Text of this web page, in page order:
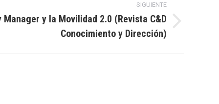
SIGUIENTE
Manager y la Movilidad 2.0 (Revista C&D
Conocimiento y Dirección)